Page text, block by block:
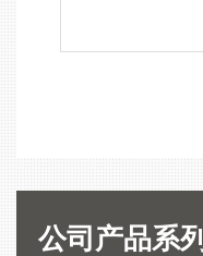
公司产品系列